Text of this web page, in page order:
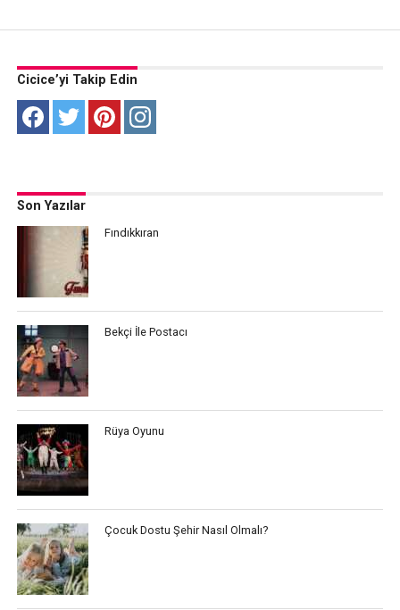
Cicice’yi Takip Edin
Son Yazılar
Fındıkkıran
Bekçi İle Postacı
Rüya Oyunu
Çocuk Dostu Şehir Nasıl Olmalı?